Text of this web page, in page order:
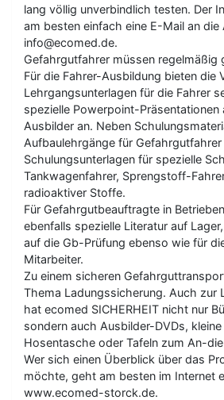
lang völlig unverbindlich testen. Der
am besten einfach eine E-Mail an die
info@ecomed.de.
Gefahrgutfahrer müssen regelmäßig
Für die Fahrer-Ausbildung bieten die
Lehrgangsunterlagen für die Fahrer
spezielle Powerpoint-Präsentationen
Ausbilder an. Neben
Aufbaulehrgänge für
Schulungsunterlagen für spezielle
Tankwagenfahrer, Sprengstoff-
radioaktiver Stoffe.
Für Gefahrgutbeauftragte in
ebenfalls spezielle Literatur auf
auf die Gb-Prüfung ebenso wie für
Mitarbeiter.
Zu einem sicheren
Thema Ladungssicherung. Auch zur
hat ecomed SICHERHEIT nicht nur
sondern auch Ausbilder-DVDs,
Hosentasche oder Tafeln zum An-
Wer sich einen Überblick über das
möchte, geht am besten im Internet
www.ecomed-storck.de.